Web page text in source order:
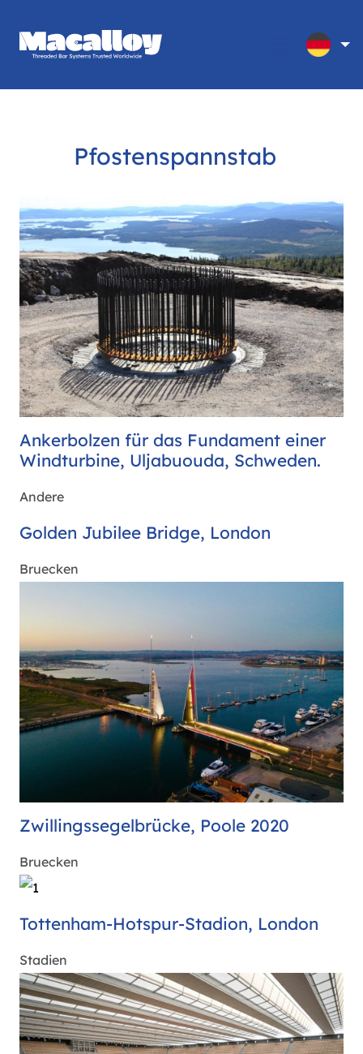
Pfostenspannstab
Ankerbolzen für das Fundament einer
Windturbine, Uljabuouda, Schweden.
Andere
Golden Jubilee Bridge, London
Bruecken
Zwillingssegelbrücke, Poole 2020
Bruecken
Tottenham-Hotspur-Stadion, London
Stadien